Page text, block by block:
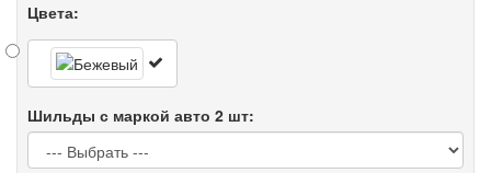
Цвета:
Шильды с маркой авто 2 шт: